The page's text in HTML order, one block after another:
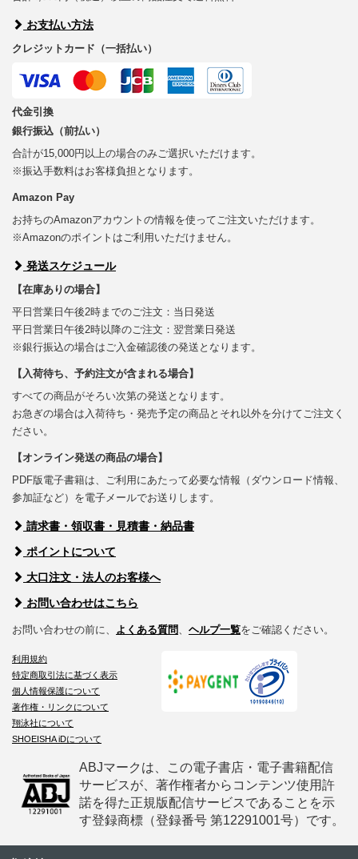
お支払い方法
クレジットカード（一括払い）
代金引換
銀行振込（前払い）
合計が15,000円以上の場合のみご選択いただけます。
※振込手数料はお客様負担となります。
Amazon Pay
お持ちのAmazonアカウントの情報を使ってご注文いただけます。
※Amazonのポイントはご利用いただけません。
発送スケジュール
【在庫ありの場合】
平日営業日午後2時までのご注文：当日発送
平日営業日午後2時以降のご注文：翌営業日発送
※銀行振込の場合はご入金確認後の発送となります。
【入荷待ち、予約注文が含まれる場合】
すべての商品がそろい次第の発送となります。
お急ぎの場合は入荷待ち・発売予定の商品とそれ以外を分けてご注文く
ださい。
【オンライン発送の商品の場合】
PDF版電子書籍は、ご利用にあたって必要な情報（ダウンロード情報、
参加証など）を電子メールでお送りします。
請求書・領収書・見積書・納品書
ポイントについて
大口注文・法人のお客様へ
お問い合わせはこちら
お問い合わせの前に、 よくある質問、 ヘルプ一覧をご確認ください。
利用規約
特定商取引法に基づく表示
個人情報保護について
著作権・リンクについて
翔泳社について
SHOEISHA iDについて
ABJマークは、この電子書店・電子書籍配信
サービスが、著作権者からコンテンツ使用許
諾を得た正規版配信サービスであることを示
す登録商標（登録番号 第12291001号）です。